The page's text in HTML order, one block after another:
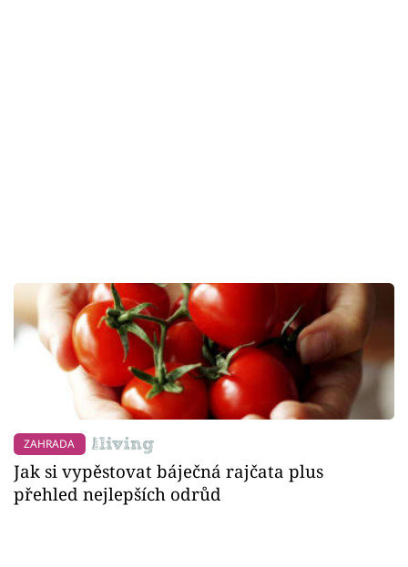
ZAHRADA
Jak si vypěstovat báječná rajčata plus
přehled nejlepších odrůd